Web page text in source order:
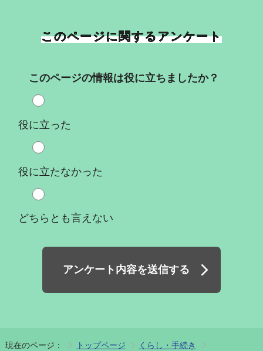
このページに関するアンケート
このページの情報は役に立ちましたか？
役に立った
役に立たなかった
どちらとも言えない
アンケート内容を送信する
現在のページ： トップページ
くらし・手続き